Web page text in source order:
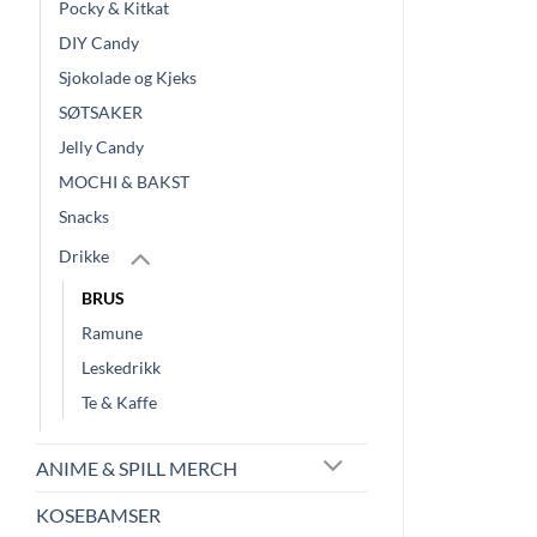
Pocky & Kitkat
DIY Candy
Sjokolade og Kjeks
SØTSAKER
Jelly Candy
MOCHI & BAKST
Snacks
Drikke
BRUS
Ramune
Leskedrikk
Te & Kaffe
ANIME & SPILL MERCH
KOSEBAMSER